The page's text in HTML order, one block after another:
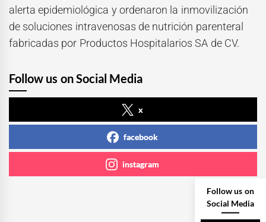
alerta epidemiológica y ordenaron la inmovilización
de soluciones intravenosas de nutrición parenteral
fabricadas por Productos Hospitalarios SA de CV.
Follow us on Social Media
x
facebook
instagram
Follow us on
Social Media